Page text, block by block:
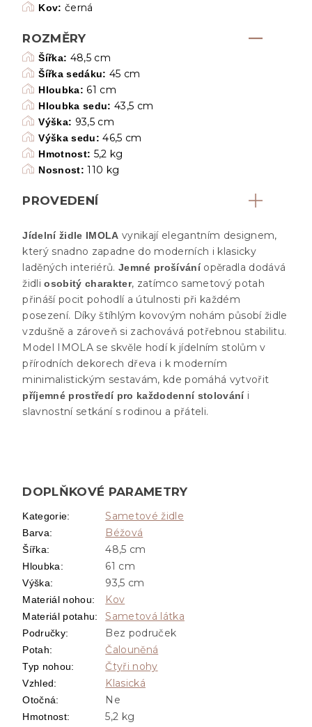
Kov: černá
ROZMĚRY
Šířka: 48,5 cm
Šířka sedáku: 45 cm
Hloubka: 61 cm
Hloubka sedu: 43,5 cm
Výška: 93,5 cm
Výška sedu: 46,5 cm
Hmotnost: 5,2 kg
Nosnost: 110 kg
PROVEDENÍ
Jídelní židle IMOLA vynikají elegantním designem,
který snadno zapadne do moderních i klasicky
laděných interiérů. Jemné prošíváníopěradla dodává
židliosobitý charakter, zatímco sametový potah
přináší pocit pohodlí a útulnosti při každém
posezení. Díky štíhlým kovovým nohám působí židle
vzdušně a zároveň si zachovává potřebnou stabilitu.
Model IMOLA se skvěle hodí k jídelním stolům v
přírodních dekorech dřeva i k moderním
minimalistickým sestavám, kde pomáhá vytvořit
příjemné prostředí pro každodenní stolováníi
slavnostní setkání s rodinou a přáteli.
DOPLŇKOVÉ PARAMETRY
Kategorie: Sametové židle
Barva: Béžová
Šířka: 48,5 cm
Hloubka: 61 cm
Výška: 93,5 cm
Materiál nohou: Kov
Materiál potahu: Sametová látka
Područky: Bez područek
Potah: Čalouněná
Typ nohou: Čtyři nohy
Vzhled: Klasická
Otočná: Ne
Hmotnost:
5,2 kg